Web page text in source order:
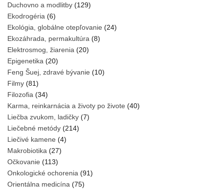
Duchovno a modlitby (129)
Ekodrogéria (6)
Ekológia, globálne otepľovanie (24)
Ekozáhrada, permakultúra (8)
Elektrosmog, žiarenia (20)
Epigenetika (20)
Feng Šuej, zdravé bývanie (10)
Filmy (81)
Filozofia (34)
Karma, reinkarnácia a životy po živote (40)
Liečba zvukom, ladičky (7)
Liečebné metódy (214)
Liečivé kamene (4)
Makrobiotika (27)
Očkovanie (113)
Onkologické ochorenia (91)
Orientálna medicína (75)